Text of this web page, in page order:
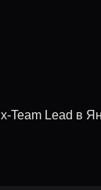
Team Lead в